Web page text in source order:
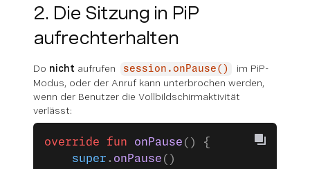
2. Die Sitzung in PiP
aufrechterhalten
Do nicht aufrufen session.onPause()
im PiP-
Modus, oder der Anruf kann unterbrochen werden,
wenn der Benutzer die Vollbildschirmaktivität
verlässt:
override fun onPause () {
    super
. onPause ()